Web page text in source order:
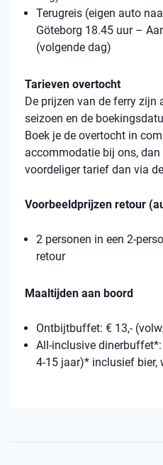
Terugreis (eigen auto
Göteborg 18.45 uur –
(volgende dag)
Tarieven overtocht
De prijzen van de ferry
seizoen en de
Boek je de overtocht in
accommodatie bij ons,
voordeliger tarief dan via
Voorbeeldprijzen retour
2 personen in een 2-
retour
Maaltijden aan boord
Ontbijtbuffet: € 13,-
All-inclusive
4-15 jaar)* inclusief bier,